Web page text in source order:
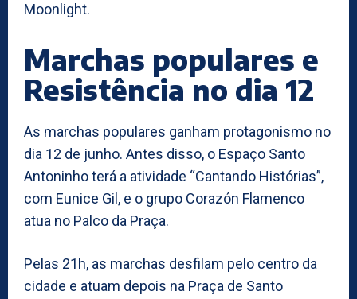
Moonlight.
Marchas populares e
Resistência no dia 12
As marchas populares ganham protagonismo no
dia 12 de junho. Antes disso, o Espaço Santo
Antoninho terá a atividade “Cantando Histórias”,
com Eunice Gil, e o grupo Corazón Flamenco
atua no Palco da Praça.
Pelas 21h, as marchas desfilam pelo centro da
cidade e atuam depois na Praça de Santo